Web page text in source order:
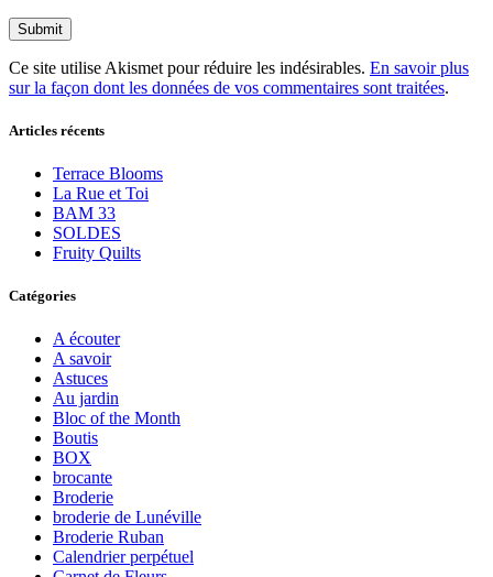
Ce site utilise Akismet pour réduire les indésirables. En savoir plus
sur la façon dont les données de vos commentaires sont traitées.
Articles récents
Terrace Blooms
La Rue et Toi
BAM 33
SOLDES
Fruity Quilts
Catégories
A écouter
A savoir
Astuces
Au jardin
Bloc of the Month
Boutis
BOX
brocante
Broderie
broderie de Lunéville
Broderie Ruban
Calendrier perpétuel